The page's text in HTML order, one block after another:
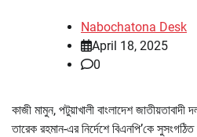
Nabochatona Desk
April 18, 2025
0
কাজী মামুন, পটুয়াখালী বাংলাদেশ জাতীয়তাবাদী
তারেক রহমান-এর নির্দেশে বিএনপি’কে